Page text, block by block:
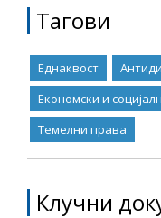
темелните
Тагови
Еднаквост
Економски и
Темелни права
Клучни